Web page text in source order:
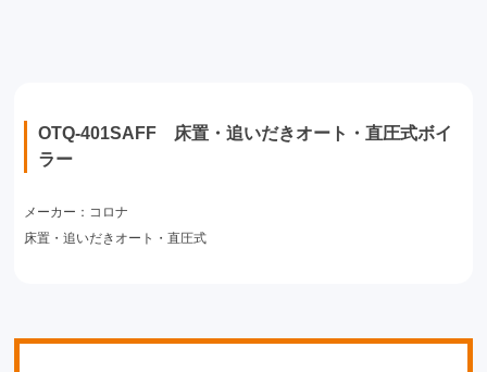
OTQ-401SAFF 床置・追いだきオート・直圧式ボイ
ラー
メーカー：コロナ
床置・追いだきオート・直圧式